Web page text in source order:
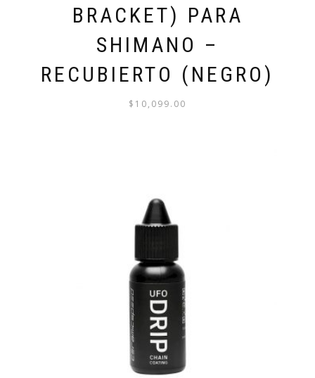
BRACKET) PARA
SHIMANO –
RECUBIERTO (NEGRO)
$ 10,099.00